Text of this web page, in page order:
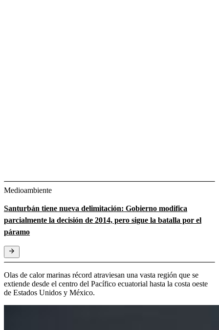
Medioambiente
Santurbán tiene nueva delimitación: Gobierno modifica
parcialmente la decisión de 2014, pero sigue la batalla por el
páramo
Olas de calor marinas récord atraviesan una vasta región que se
extiende desde el centro del Pacífico ecuatorial hasta la costa oeste
de Estados Unidos y México.